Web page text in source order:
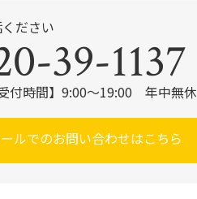
ださい
39-1137
受付時間】9:00～19:00 年中無休
ルでのお問い合わせはこちら